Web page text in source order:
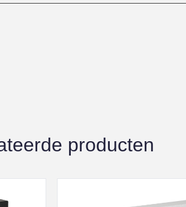
producten